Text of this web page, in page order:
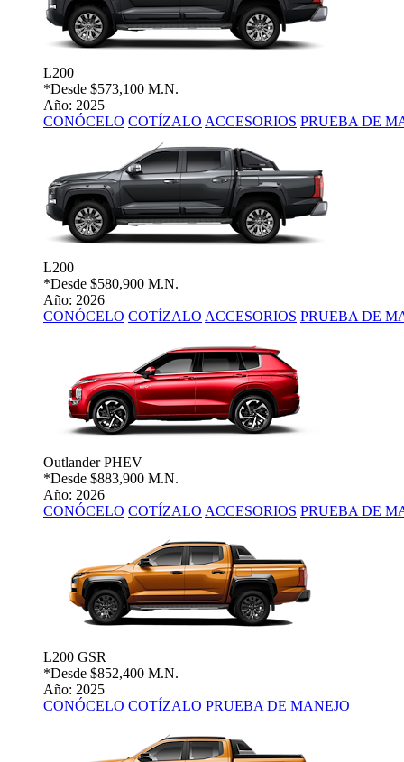
L200
*Desde $573,100 M.N.
Año: 2025
CONÓCELO COTÍZALO ACCESORIOS PRUEBA DE
L200
*Desde $580,900 M.N.
Año: 2026
CONÓCELO COTÍZALO ACCESORIOS PRUEBA DE
Outlander PHEV
*Desde $883,900 M.N.
Año: 2026
CONÓCELO COTÍZALO ACCESORIOS PRUEBA DE
L200 GSR
*Desde $852,400 M.N.
Año: 2025
CONÓCELO COTÍZALO PRUEBA DE MANEJO